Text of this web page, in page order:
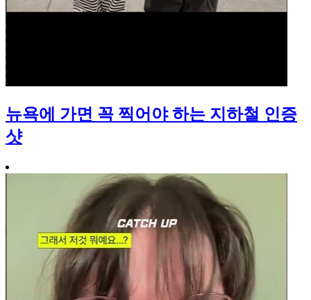
뉴욕에 가면 꼭 찍어야 하는 지하철 인증
샷